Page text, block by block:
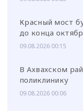
Красный мост
до конца
09.08.2026 00:15
В Ахвахском
поликлинику
09.08.2026 00:06